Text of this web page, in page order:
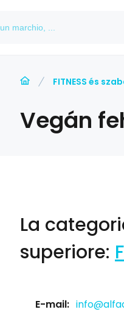
FITNESS és
Vegán
La
superiore:
E-mail: